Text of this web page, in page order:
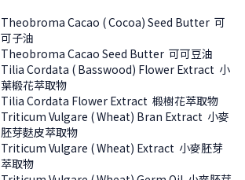
Theobroma Cacao ( Cocoa) Seed Butter 可
可子油
Theobroma Cacao Seed Butter 可可豆油
Tilia Cordata ( Basswood) Flower Extract 小
葉椴花萃取物
Tilia Cordata Flower Extract 椴樹花萃取物
Triticum Vulgare ( Wheat) Bran Extract 小麥
胚芽麩皮萃取物
Triticum Vulgare ( Wheat) Extract 小麥胚芽
萃取物